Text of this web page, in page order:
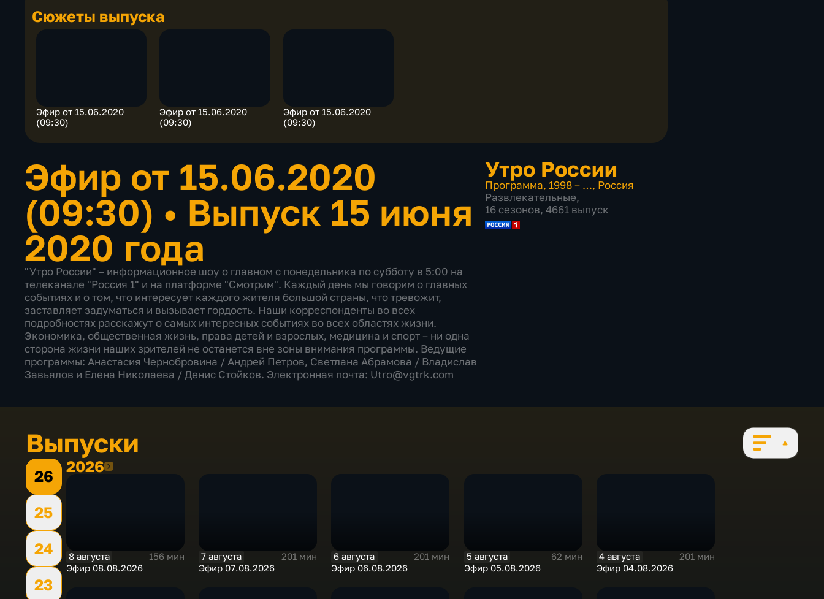
Сюжеты выпуска
Эфир от 15.06.2020
(09:30)
Эфир от 15.06.2020
(09:30)
Эфир от 15.06.2020
(09:30)
Эфир от 15.06.2020
(09:30) • Выпуск 15 июня
2020 года
"Утро России" – информационное шоу о главном с понедельника по субботу в 5:00 на
телеканале "Россия 1" и на платформе "Смотрим". Каждый день мы говорим о главных
событиях и о том, что интересует каждого жителя большой страны, что тревожит,
заставляет задуматься и вызывает гордость. Наши корреспонденты во всех
подробностях расскажут о самых интересных событиях во всех областях жизни.
Экономика, общественная жизнь, права детей и взрослых, медицина и спорт – ни одна
сторона жизни наших зрителей не останется вне зоны внимания программы. Ведущие
программы: Анастасия Чернобровина / Андрей Петров, Светлана Абрамова​ / Владислав
Завьялов и Елена Николаева / Денис Стойков. Электронная почта: Utro@vgtrk.com
Утро России
Программа, 1998 – …, Россия
Развлекательные,
16 сезонов, 4661 выпуск
Выпуски
26
25
24
23
20262026
8 августа
156 мин
Эфир 08.08.2026
7 августа
201 мин
Эфир 07.08.2026
6 августа
201 мин
Эфир 06.08.2026
5 августа
62 мин
Эфир 05.08.2026
4 августа
201 мин
Эфир 04.08.2026